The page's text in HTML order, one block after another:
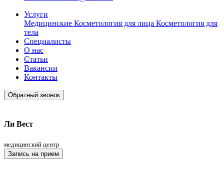
Услуги
Медицинские Косметология для лица Косметология для
тела
Специалисты
О нас
Статьи
Вакансии
Контакты
Обратный звонок
Ли Вест
медицинский центр
Запись на прием